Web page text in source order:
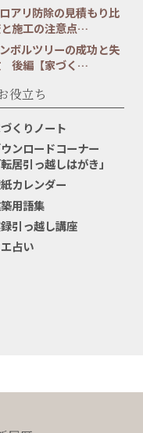
アリ防除の見積もり比
施工の注意点…
ボルツリーの成功と失
後編【家づく…
役立ち
くりノート
ンロードコーナー
転居引っ越しはがき」
カレンダー
用語集
引っ越し講座
占い